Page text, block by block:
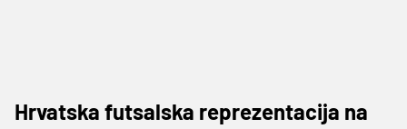
Hrvatska futsalska reprezentacija na